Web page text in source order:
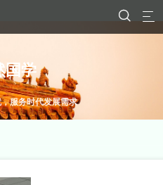


国学
服务时代发展需求